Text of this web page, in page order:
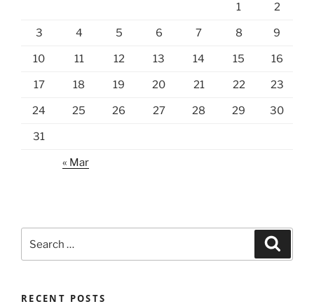
1 2
3 4 5 6 7 8 9
10 11 12 13 14 15 16
17 18 19 20 21 22 23
24 25 26 27 28 29 30
31
« Mar
for:
RECENT POSTS